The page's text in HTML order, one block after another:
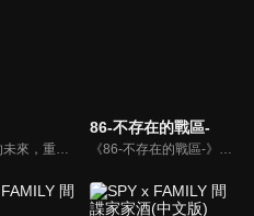
充滿戰爭的未來，重複又重複的殺戮中，存在著一架架超大型兵器OBJECT。以設計OBJECT為理想的學生庫溫瑟以派遣留學生的身份親自到戰場去，在那裡和OBJECT的操縱者ELITE公主殿下相遇，並且在一次作戰後，與夥伴賀維亞一同以士兵的身份對抗超大型兵器OBJECT。
86-不存在的戰區-
《86-不存在的戰區-》動漫線上看。東部戰線第一戰區第一防衛隊，通稱先鋒戰隊。隊員全是被聖瑪格諾利亞共和國「排除」的「86」少年少女們所組成，並投身於對抗齊亞德帝國所開發的無人兵器「軍團」的殘酷戰場，不分日夜地不斷戰鬥下去。